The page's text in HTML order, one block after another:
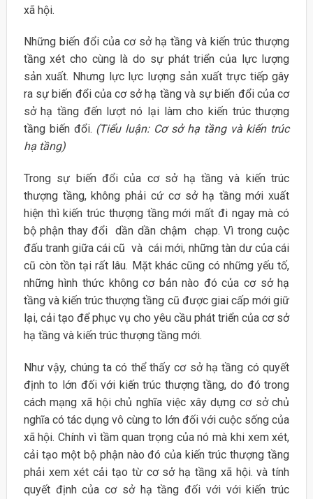
xã hội.
Những biến đổi của cơ sở hạ tầng và kiến trúc thượng
tầng xét cho cùng là do sự phát triển của lực lượng
sản xuất. Nhưng lực lực lượng sản xuất trực tiếp gây
ra sự biến đổi của cơ sở hạ tầng và sự biến đổi của cơ
sở hạ tầng đến lượt nó lại làm cho kiến trúc thượng
tầng biến đổi. (Tiểu luận: Cơ sở hạ tầng và kiến trúc
hạ tầng)
Trong sự biến đổi của cơ sở hạ tầng và kiến trúc
thượng tầng, không phải cứ cơ sở hạ tầng mới xuất
hiện thì kiến trúc thượng tầng mới mất đi ngay mà có
bộ phận thay đổi dần dần chậm chạp. Vì trong cuộc
đấu tranh giữa cái cũ và cái mới, những tàn dư của cái
cũ còn tồn tại rất lâu. Mặt khác cũng có những yếu tố,
những hình thức không cơ bản nào đó của cơ sở hạ
tầng và kiến trúc thượng tầng cũ được giai cấp mới giữ
lại, cải tạo để phục vụ cho yêu cầu phát triển của cơ sở
hạ tầng và kiến trúc thượng tầng mới.
Như vậy, chúng ta có thể thấy cơ sở hạ tầng có quyết
định to lớn đối với kiến trúc thượng tầng, do đó trong
cách mạng xã hội chủ nghĩa việc xây dựng cơ sở chủ
nghĩa có tác dụng vô cùng to lớn đối với cuộc sống của
xã hội. Chính vì tầm quan trọng của nó mà khi xem xét,
cải tạo một bộ phận nào đó của kiến trúc thượng tầng
phải xem xét cải tạo từ cơ sở hạ tầng xã hội. và tính
quyết định của cơ sở hạ tầng đối với với kiến trúc